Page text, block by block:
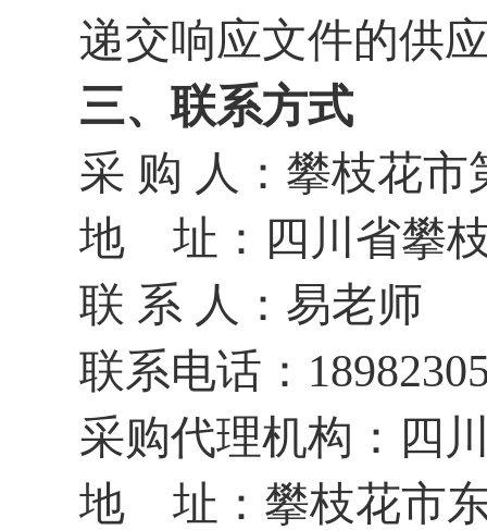
递交响应文件的供
三、联系方式
采 购 人：攀枝花
地 址：四川省攀
联 系 人：易老师
联系电话：
采购代理机构：四
地
址：攀枝花市